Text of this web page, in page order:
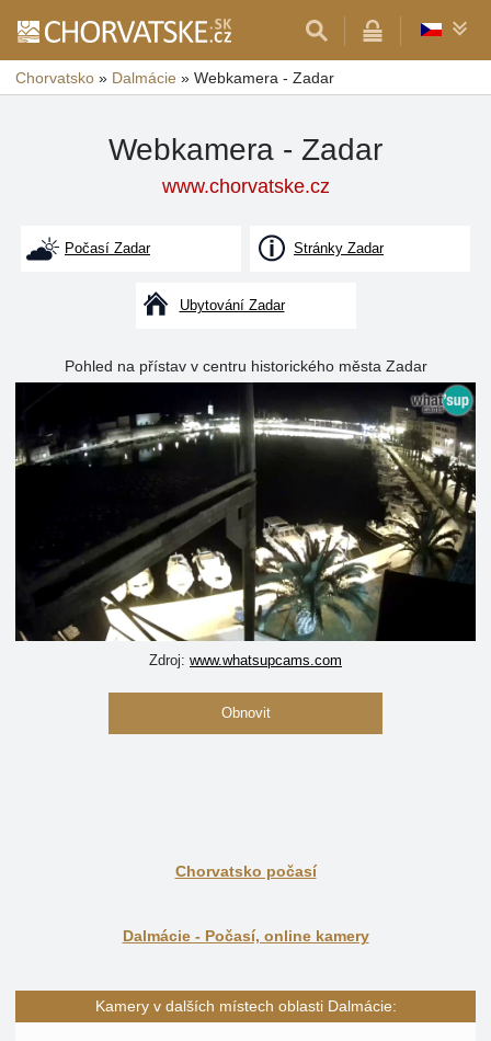
Chorvatsko » Dalmácie » Webkamera - Zadar
Webkamera - Zadar
www.chorvatske.cz
Počasí Zadar Stránky Zadar
Ubytování Zadar
Pohled na přístav v centru historického města Zadar
Zdroj: www.whatsupcams.com
Obnovit
Chorvatsko počasí
Dalmácie - Počasí, online kamery
Kamery v dalších místech oblasti Dalmácie: